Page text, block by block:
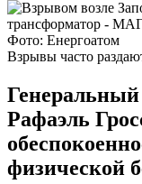
Фото: Енергоатом
Взрывы часто
Рафаэль
физической